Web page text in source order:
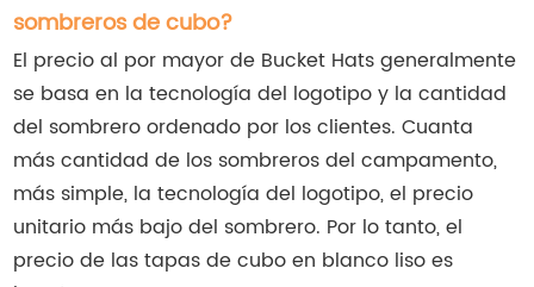
sombreros de cubo?
El precio al por mayor de Bucket Hats generalmente
se basa en la tecnología del logotipo y la cantidad
del sombrero ordenado por los clientes. Cuanta
más cantidad de los sombreros del campamento,
más simple, la tecnología del logotipo, el precio
unitario más bajo del sombrero. Por lo tanto, el
precio de las tapas de cubo en blanco liso es